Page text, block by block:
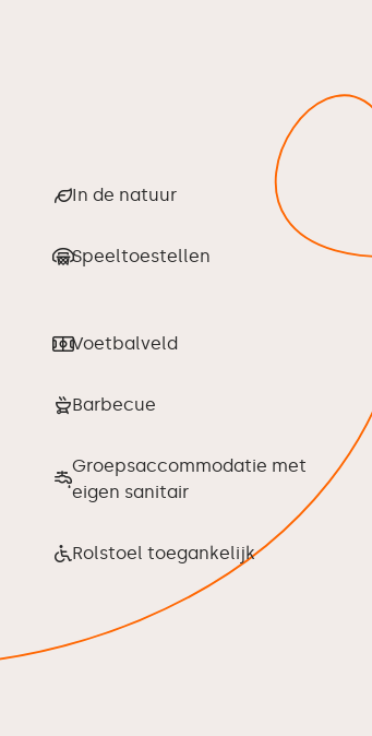
In de natuur
Speeltoestellen
Voetbalveld
Barbecue
Groepsaccommodatie met
eigen sanitair
Rolstoel toegankelijk